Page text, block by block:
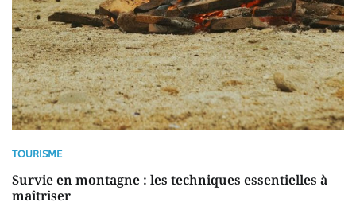
TOURISME
Survie en montagne : les techniques essentielles à
maîtriser